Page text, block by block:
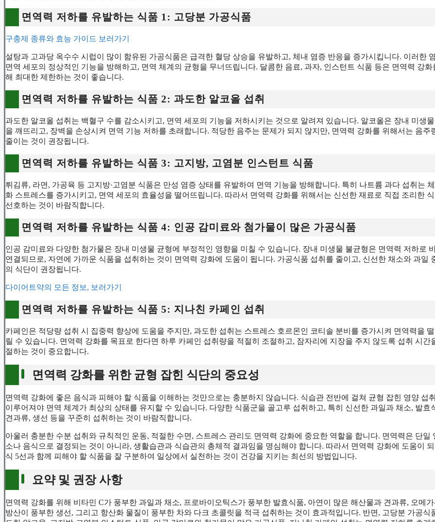
면역력 저하를 유발하는 식품 1: 고당분 가공식품
구충제 종류와 효능 가이드 보러가기
설탕과 고과당 옥수수 시럽이 많이 함유된 가공식품은 급격한 혈당 상승을 유발하고, 체내 염증 반응을 증가시킵니다. 이러한
면역 세포의 정상적인 기능을 방해하고, 면역 체계의 균형을 무너뜨립니다. 달콤한 음료, 과자, 인스턴트 식품 등은 면역력 강화
해 최대한 제한하는 것이 좋습니다.
면역력 저하를 유발하는 식품 2: 과도한 알코올 섭취
과도한 알코올 섭취는 백혈구 수를 감소시키고, 면역 세포의 기능을 저하시키는 것으로 알려져 있습니다. 알코올은 장내 미생
을 깨뜨리고, 장벽을 손상시켜 면역 기능 저하를 초래합니다. 적당한 음주는 문제가 되지 않지만, 면역력 강화를 위해서는 음주
줄이는 것이 권장됩니다.
면역력 저하를 유발하는 식품 3: 고지방, 고염분 인스턴트 식품
튀김류, 라면, 가공육 등 고지방·고염분 식품은 만성 염증 상태를 유발하여 면역 기능을 방해합니다. 특히 나트륨 과다 섭취는
화 스트레스를 증가시키고, 면역 세포의 효율성을 떨어뜨립니다. 따라서 면역력 강화를 위해서는 신선한 재료로 직접 조리한
선호하는 것이 바람직합니다.
면역력 저하를 유발하는 식품 4: 인공 감미료와 첨가물이 많은 가공식품
인공 감미료와 다양한 첨가물은 장내 미생물 균형에 부정적인 영향을 미칠 수 있습니다. 장내 미생물 불균형은 면역력 저하로
연결되므로, 자연에 가까운 식품을 섭취하는 것이 면역력 강화에 도움이 됩니다. 가공식품 섭취를 줄이고, 신선한 채소와 과일
의 식단이 권장됩니다.
다이어트약의 모든 정보, 보러가기
면역력 저하를 유발하는 식품 5: 지나친 카페인 섭취
카페인은 적당량 섭취 시 집중력 향상에 도움을 주지만, 과도한 섭취는 스트레스 호르몬인 코티솔 분비를 증가시켜 면역력을
릴 수 있습니다. 면역력 강화를 목표로 한다면 하루 카페인 섭취량을 적절히 조절하고, 잠자리에 지장을 주지 않도록 섭취 시간
절하는 것이 중요합니다.
면역력 강화를 위한 균형 잡힌 식단의 중요성
면역력 강화에 좋은 음식과 피해야 할 식품을 이해하는 것만으로는 충분하지 않습니다. 식습관 전반에 걸쳐 균형 잡힌 영양 섭
이루어져야 면역 체계가 최상의 상태를 유지할 수 있습니다. 다양한 식품군을 골고루 섭취하고, 특히 신선한 과일과 채소, 발효
견과류, 생선 등을 꾸준히 섭취하는 것이 바람직합니다.
아울러 충분한 수분 섭취와 규칙적인 운동, 적절한 수면, 스트레스 관리도 면역력 강화에 중요한 역할을 합니다. 면역력은 단일
소나 음식으로 결정되는 것이 아니라, 생활습관과 식습관의 총체적 결과임을 명심해야 합니다. 따라서 면역력 강화에 도움이
식 5선과 함께 피해야 할 식품을 잘 구분하여 일상에서 실천하는 것이 건강을 지키는 최선의 방법입니다.
요약 및 권장 사항
면역력 강화를 위해 비타민 C가 풍부한 과일과 채소, 프로바이오틱스가 풍부한 발효식품, 아연이 많은 해산물과 견과류, 오메가-
방산이 풍부한 생선, 그리고 항산화 물질이 풍부한 차와 다크 초콜릿을 적극 섭취하는 것이 효과적입니다. 반면, 고당분 가공식